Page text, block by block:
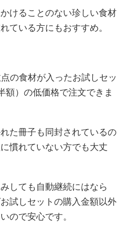
けることのない珍しい食材
ている方にもおすすめ。
の食材が入ったお試しセッ
額）の低価格で注文できま
た冊子も同封されているの
慣れていない方でも大丈
しても自動継続にはなら
試しセットの購入金額以外
ので安心です。